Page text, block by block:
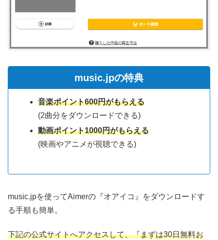
music.jpの特典
音楽ポイント600円がもらえる
(2曲分をダウンロードできる)
動画ポイント1000円がもらえる
(映画やアニメが視聴できる)
music.jpを使ってAimerの『オアイコ』をダウンロードす
る手順も簡単。
下記の公式サイトへアクセスして、『まずは30日無料お